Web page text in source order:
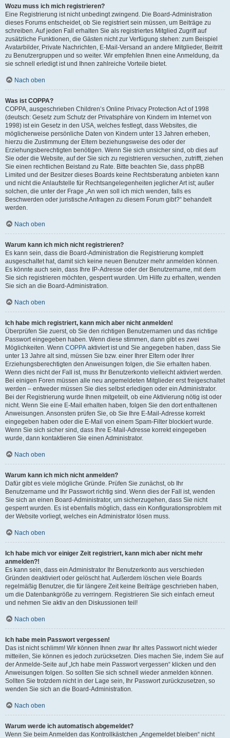
Wozu muss ich mich registrieren?
Eine Registrierung ist nicht unbedingt zwingend. Die Board-Administration
dieses Forums entscheidet, ob Sie registriert sein müssen, um Beiträge zu
schreiben. Auf jeden Fall erhalten Sie als registriertes Mitglied Zugriff auf
zusätzliche Funktionen, die Gästen nicht zur Verfügung stehen: zum Beispiel
Avatarbilder, Private Nachrichten, E-Mail-Versand an andere Mitglieder, Beitritt
zu Benutzergruppen und so weiter. Wir empfehlen Ihnen eine Anmeldung, da
sie schnell erledigt ist und Ihnen zahlreiche Vorteile bietet.
Nach oben
Was ist COPPA?
COPPA, ausgeschrieben Children’s Online Privacy Protection Act of 1998
(deutsch: Gesetz zum Schutz der Privatsphäre von Kindern im Internet von
1998) ist ein Gesetz in den USA, welches festlegt, dass Websites, die
möglicherweise persönliche Daten von Kindern unter 13 Jahren erheben,
hierzu die Zustimmung der Eltern beziehungsweise des oder der
Erziehungsberechtigten benötigen. Wenn Sie sich unsicher sind, ob dies auf
Sie oder die Website, auf der Sie sich zu registrieren versuchen, zutrifft, ziehen
Sie einen rechtlichen Beistand zu Rate. Bitte beachten Sie, dass phpBB
Limited und der Besitzer dieses Boards keine Rechtsberatung anbieten kann
und nicht die Anlaufstelle für Rechtsangelegenheiten jeglicher Art ist; außer
solchen, die unter der Frage „An wen soll ich mich wenden, falls es
Beschwerden oder juristische Anfragen zu diesem Forum gibt?“ behandelt
werden.
Nach oben
Warum kann ich mich nicht registrieren?
Es kann sein, dass die Board-Administration die Registrierung komplett
ausgeschaltet hat, damit sich keine neuen Benutzer mehr anmelden können.
Es könnte auch sein, dass Ihre IP-Adresse oder der Benutzername, mit dem
Sie sich registrieren möchten, gesperrt wurden. Um Hilfe zu erhalten, wenden
Sie sich an die Board-Administration.
Nach oben
Ich habe mich registriert, kann mich aber nicht anmelden!
Überprüfen Sie zuerst, ob Sie den richtigen Benutzernamen und das richtige
Passwort eingegeben haben. Wenn diese stimmen, dann gibt es zwei
Möglichkeiten. Wenn COPPA aktiviert ist und Sie angegeben haben, dass Sie
unter 13 Jahre alt sind, müssen Sie bzw. einer Ihrer Eltern oder Ihrer
Erziehungsberechtigten den Anweisungen folgen, die Sie erhalten haben.
Wenn dies nicht der Fall ist, muss Ihr Benutzerkonto vielleicht aktiviert werden.
Bei einigen Foren müssen alle neu angemeldeten Mitglieder erst freigeschaltet
werden – entweder müssen Sie dies selbst erledigen oder ein Administrator.
Bei der Registrierung wurde Ihnen mitgeteilt, ob eine Aktivierung nötig ist oder
nicht. Wenn Sie eine E-Mail erhalten haben, folgen Sie den dort enthaltenen
Anweisungen. Ansonsten prüfen Sie, ob Sie Ihre E-Mail-Adresse korrekt
eingegeben haben oder die E-Mail von einem Spam-Filter blockiert wurde.
Wenn Sie sich sicher sind, dass Ihre E-Mail-Adresse korrekt eingegeben
wurde, dann kontaktieren Sie einen Administrator.
Nach oben
Warum kann ich mich nicht anmelden?
Dafür gibt es viele mögliche Gründe. Prüfen Sie zunächst, ob Ihr
Benutzername und Ihr Passwort richtig sind. Wenn dies der Fall ist, wenden
Sie sich an einen Board-Administrator, um sicherzugehen, dass Sie nicht
gesperrt wurden. Es ist ebenfalls möglich, dass ein Konfigurationsproblem mit
der Website vorliegt, welches ein Administrator lösen muss.
Nach oben
Ich habe mich vor einiger Zeit registriert, kann mich aber nicht mehr
anmelden?!
Es kann sein, dass ein Administrator Ihr Benutzerkonto aus verschieden
Gründen deaktiviert oder gelöscht hat. Außerdem löschen viele Boards
regelmäßig Benutzer, die für längere Zeit keine Beiträge geschrieben haben,
um die Datenbankgröße zu verringern. Registrieren Sie sich einfach erneut
und nehmen Sie aktiv an den Diskussionen teil!
Nach oben
Ich habe mein Passwort vergessen!
Das ist nicht schlimm! Wir können Ihnen zwar Ihr altes Passwort nicht wieder
mitteilen, Sie können es jedoch zurücksetzen. Dies machen Sie, indem Sie auf
der Anmelde-Seite auf „Ich habe mein Passwort vergessen“ klicken und den
Anweisungen folgen. So sollten Sie sich schnell wieder anmelden können.
Sollten Sie trotzdem nicht in der Lage sein, Ihr Passwort zurückzusetzen, so
wenden Sie sich an die Board-Administration.
Nach oben
Warum werde ich automatisch abgemeldet?
Wenn Sie beim Anmelden das Kontrollkästchen „Angemeldet bleiben“ nicht